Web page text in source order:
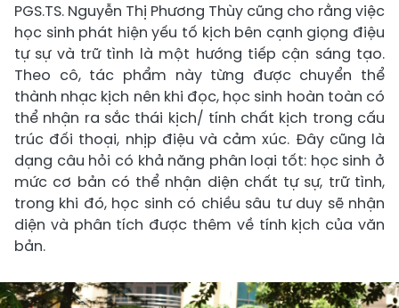
PGS.TS. Nguyễn Thị Phương Thùy cũng cho rằng việc
học sinh phát hiện yếu tố kịch bên cạnh giọng điệu
tự sự và trữ tình là một hướng tiếp cận sáng tạo.
Theo cô, tác phẩm này từng được chuyển thể
thành nhạc kịch nên khi đọc, học sinh hoàn toàn có
thể nhận ra sắc thái kịch/ tính chất kịch trong cấu
trúc đối thoại, nhịp điệu và cảm xúc. Đây cũng là
dạng câu hỏi có khả năng phân loại tốt: học sinh ở
mức cơ bản có thể nhận diện chất tự sự, trữ tình,
trong khi đó, học sinh có chiều sâu tư duy sẽ nhận
diện và phân tích được thêm về tính kịch của văn
bản.